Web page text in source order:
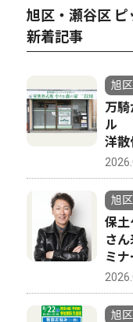
4
旭区・瀬谷区 ピ
新着記事
旭
万騎
ル
洋散
旭
保
さ
ミ
旭